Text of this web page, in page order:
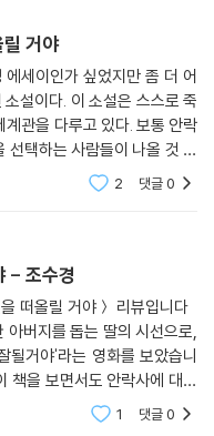
거야
세이인가 싶었지만 좀 더 어
설이다. 이 소설은 스스로 죽
관을 다루고 있다. 보통 안락
선택하는 사람들이 나올 것 같
경으로 하고 있다. 사실 나는
2 댓글0
- 조수경
떠올릴 거야＞ 리뷰입니다
아버지를 돕는 딸의 시선으로,
될거야'라는 영화를 보았습니
책을 보면서도 안락사에 대한
1 댓글0